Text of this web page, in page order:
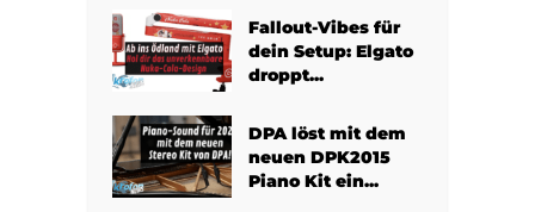
Fallout-Vibes für
dein Setup: Elgato
droppt...
DPA löst mit dem
neuen DPK2015
Piano Kit ein...